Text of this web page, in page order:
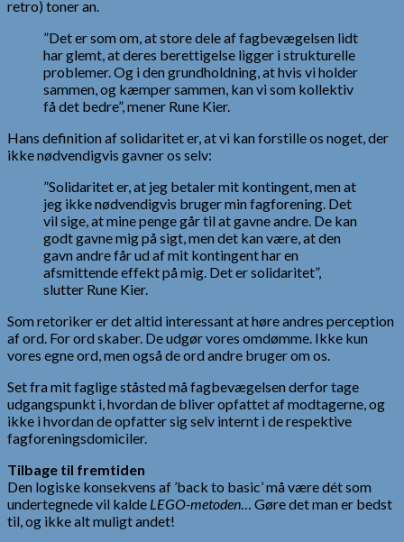
retro) toner an.
”Det er som om, at store dele af fagbevægelsen lidt
har glemt, at deres berettigelse ligger i strukturelle
problemer. Og i den grundholdning, at hvis vi holder
sammen, og kæmper sammen, kan vi som kollektiv
få det bedre”, mener Rune Kier.
Hans definition af solidaritet er, at vi kan forstille os noget, der
ikke nødvendigvis gavner os selv:
”Solidaritet er, at jeg betaler mit kontingent, men at
jeg ikke nødvendigvis bruger min fagforening. Det
vil sige, at mine penge går til at gavne andre. De kan
godt gavne mig på sigt, men det kan være, at den
gavn andre får ud af mit kontingent har en
afsmittende effekt på mig. Det er solidaritet”,
slutter Rune Kier.
Som retoriker er det altid interessant at høre andres perception
af ord. For ord skaber. De udgør vores omdømme. Ikke kun
vores egne ord, men også de ord andre bruger om os.
Set fra mit faglige ståsted må fagbevægelsen derfor tage
udgangspunkt i, hvordan de bliver opfattet af modtagerne, og
ikke i hvordan de opfatter sig selv internt i de respektive
fagforeningsdomiciler.
Tilbage til fremtiden
Den logiske konsekvens af ’back to basic’ må være dét som
undertegnede vil kalde LEGO-metoden… Gøre det man er bedst
til, og ikke alt muligt andet!